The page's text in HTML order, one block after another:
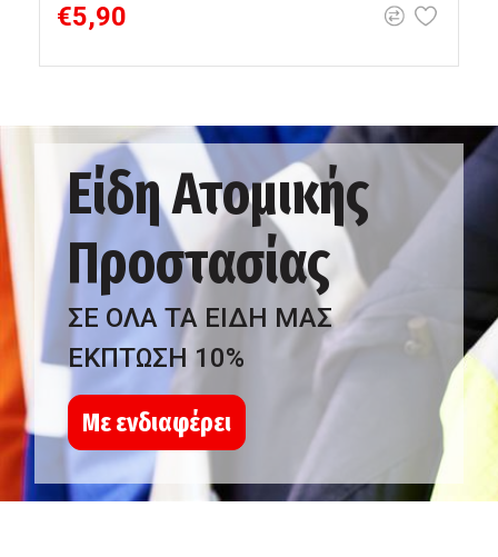
€5,90
Είδη Ατομικής
Προστασίας
ΣΕ ΟΛΑ ΤΑ ΕΙΔΗ ΜΑΣ
ΕΚΠΤΩΣΗ 10%
Με ενδιαφέρει